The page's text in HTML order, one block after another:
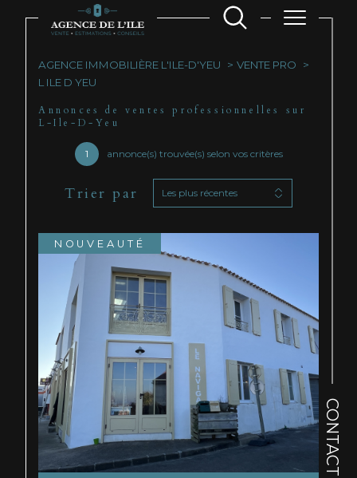
CONTACT
AGENCE IMMOBILIÈRE L'ILE-D'YEU
VENTE PRO
L ILE D YEU
Annonces de ventes professionnelles sur
L-Ile-D-Yeu
1 annonce(s) trouvée(s) selon vos critères
Trier par Les plus récentes
NOUVEAUTÉ